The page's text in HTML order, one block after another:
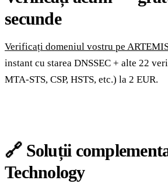
secunde
Verificați domeniul vostru pe
instant cu starea DNSSEC + alte 22
MTA-STS, CSP, HSTS, etc.) la 2 EUR.
🔗 Soluții
Technology